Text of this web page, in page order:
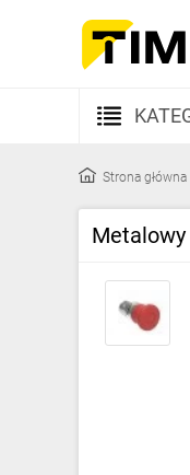
Kable i
Rozdzielnice i
Strona główna